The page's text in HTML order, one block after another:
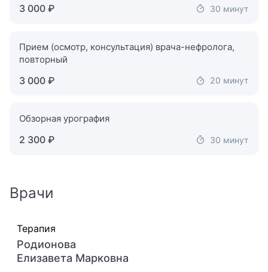
3 000 ₽ 30 минут
Прием (осмотр, консультация) врача-нефролога,
повторный
3 000 ₽ 20 минут
Обзорная урография
2 300 ₽ 30 минут
Врачи
Терапия
Родионова
Елизавета Марковна
Дерматолог
Детский анестезиолог-реаниматолог
Детский аритмолог
Детский вертебролог
Детский врач ЛФК
Детский врач УЗИ